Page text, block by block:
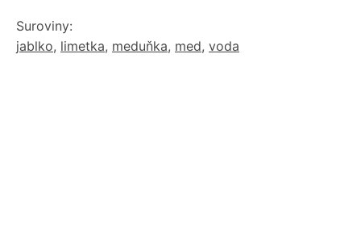
Suroviny:
jablko, limetka, meduňka, med, voda